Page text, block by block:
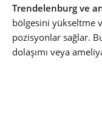
Trendelenburg ve
bölgesini yükseltme
pozisyonlar sağlar.
dolaşımı veya